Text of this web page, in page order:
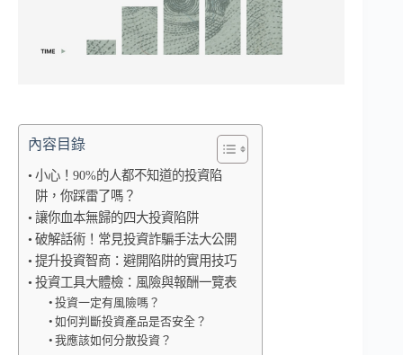
內容目錄
小心！90%的人都不知道的投資陷
阱，你踩雷了嗎？
讓你血本無歸的四大投資陷阱
破解話術！常見投資詐騙手法大公開
提升投資智商：避開陷阱的實用技巧
投資工具大體檢：風險與報酬一覽表
投資一定有風險嗎？
如何判斷投資產品是否安全？
我應該如何分散投資？